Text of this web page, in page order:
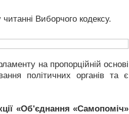
Виборчого кодексу.
на пропорційній основі
політичних органів та є
«Об'єднання «Самопоміч»